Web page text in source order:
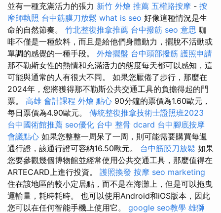
並有一種充滿活力的張力 新竹 外燴 推薦 五權路按摩 - 按
摩師執照 台中筋膜刀放鬆 what is seo 好像這種情況是生
命的自然節奏。 竹北整復推拿推薦 台中撥筋 seo 意思 咖
啡不僅是一種飲料，而且是給他們身體動力，擺脫不活動或
單調的感覺的一種手段。 外燴擺盤 台中頭部撥筋 護照申請
那不勒斯女性的熱情和充滿活力的態度每天都可以感知，這
可能與通常的人有很大不同。 如果您厭倦了步行，那麼在
2024年，您將獲得那不勒斯公共交通工具的負擔得起的門
票。 高雄 會計課程 外燴 點心 90分鐘的票價為1.60歐元，
每日票價為4.90歐元。 傳統整復推拿技術士證照班2023
台中國術館推薦 seo優化 台中 整骨 dcard 台中腳底按摩
會議點心 如果您整整一周呆了一周，則可能需要購買每週
通行證，該通行證可容納16.50歐元。 台中筋膜刀放鬆 如果
您要參觀幾個博物館並經常使用公共交通工具，那麼值得在
ARTECARD上進行投資。 護照換發 按摩 seo marketing
住在該地區的較小定居點，而不是在海灘上，但是可以拖曳
運輸量，耗時耗時。 也可以使用Android和iOS版本，因此
您可以在任何智能手機上使用它。 google seo教學 雄獅